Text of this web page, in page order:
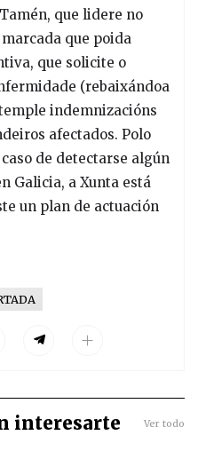
que lidere no
que poida
que solicite o
(rebaixándoa
indemnizacións
afectados. Polo
de detectarse algún
Galicia, a Xunta está
un plan de actuación
interesarte Ver todo